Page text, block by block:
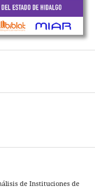
de Instituciones de